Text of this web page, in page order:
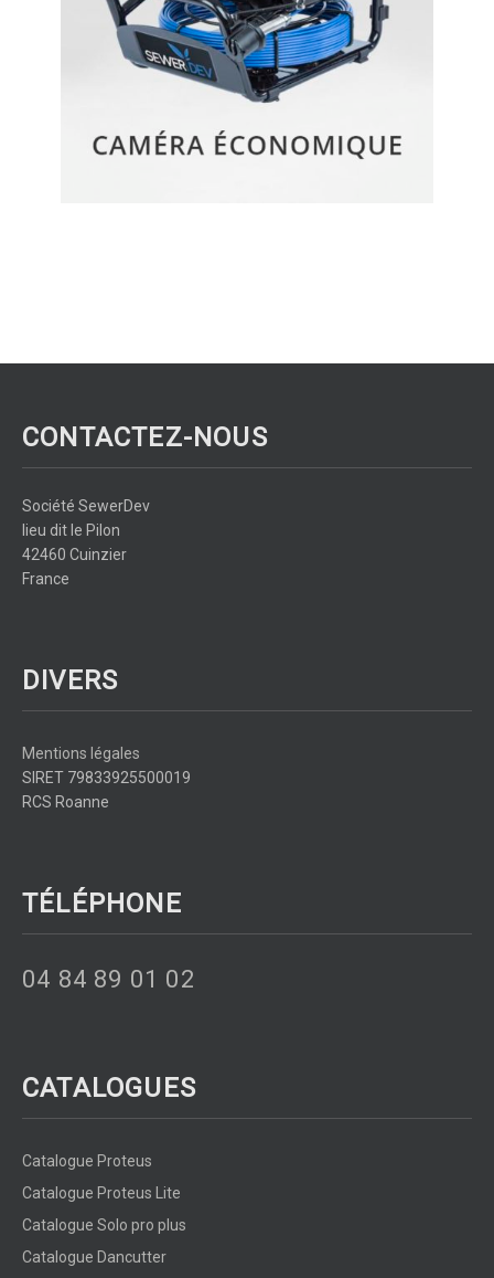
CONTACTEZ-NOUS
Société SewerDev
lieu dit le Pilon
42460 Cuinzier
France
DIVERS
Mentions légales
SIRET 79833925500019
RCS Roanne
TÉLÉPHONE
04 84 89 01 02
CATALOGUES
Catalogue Proteus
Catalogue Proteus Lite
Catalogue Solo pro plus
Catalogue Dancutter